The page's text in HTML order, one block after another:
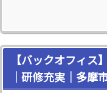
【バックオフィス
｜研修充実｜多摩